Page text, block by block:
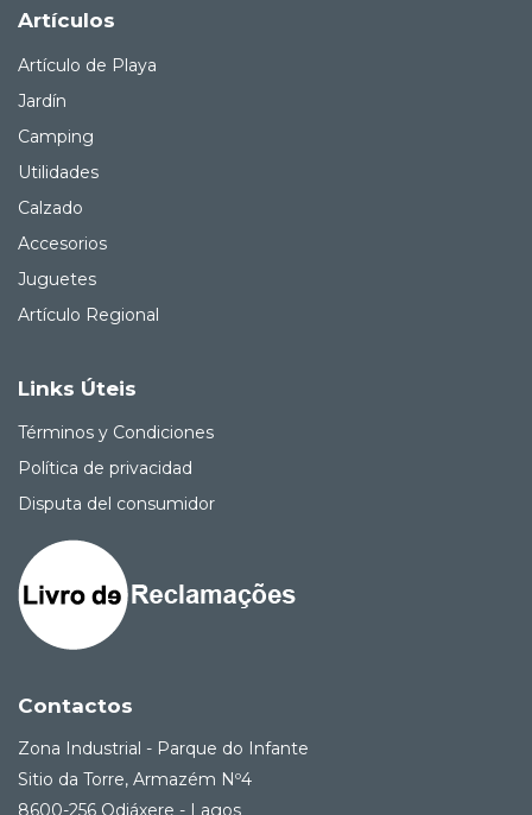
Artículos
Artículo de Playa
Jardín
Camping
Utilidades
Calzado
Accesorios
Juguetes
Artículo Regional
Links Úteis
Términos y Condiciones
Política de privacidad
Disputa del consumidor
Contactos
Zona Industrial - Parque do Infante
Sitio da Torre, Armazém Nº4
8600-256 Odiáxere - Lagos